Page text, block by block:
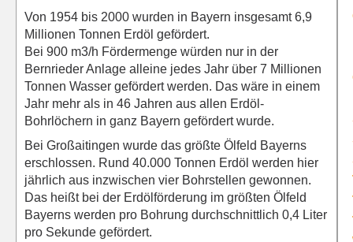
Von 1954 bis 2000 wurden in Bayern insgesamt 6,9
Millionen Tonnen Erdöl gefördert.
Bei 900 m3/h Fördermenge würden nur in der
Bernrieder Anlage alleine jedes Jahr über 7 Millionen
Tonnen Wasser gefördert werden. Das wäre in einem
Jahr mehr als in 46 Jahren aus allen Erdöl-
Bohrlöchern in ganz Bayern gefördert wurde.
Bei Großaitingen wurde das größte Ölfeld Bayerns
erschlossen. Rund 40.000 Tonnen Erdöl werden hier
jährlich aus inzwischen vier Bohrstellen gewonnen.
Das heißt bei der Erdölförderung im größten Ölfeld
Bayerns werden pro Bohrung durchschnittlich 0,4 Liter
pro Sekunde gefördert.